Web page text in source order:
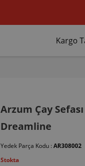
Kargo
Arzum Çay
Dreamline
Yedek Parça Kodu : AR308002
Stokta